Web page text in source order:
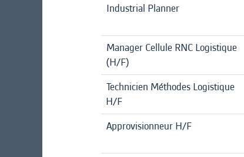
Industrial Planner
Manager Cellule RNC Logistique
(H/F)
Technicien Méthodes Logistique
H/F
Approvisionneur H/F